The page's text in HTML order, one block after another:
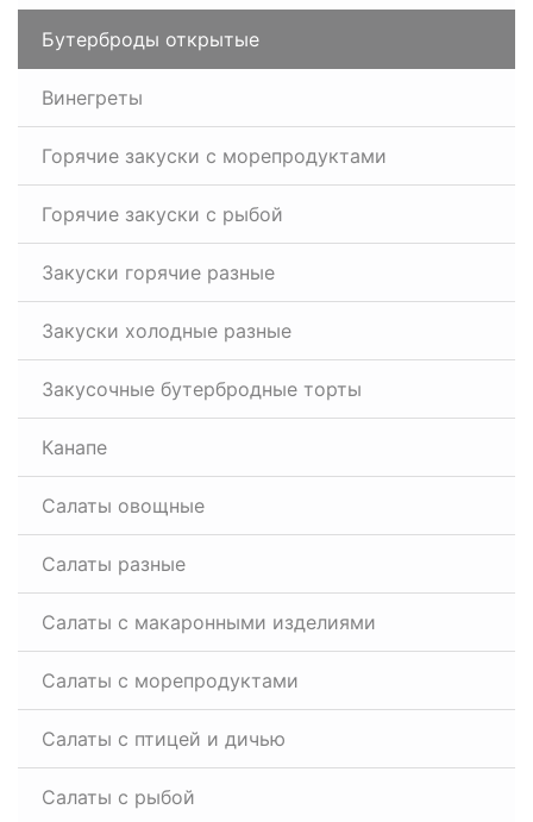
Бутерброды открытые
Винегреты
Горячие закуски с морепродуктами
Горячие закуски с рыбой
Закуски горячие разные
Закуски холодные разные
Закусочные бутербродные торты
Канапе
Салаты овощные
Салаты разные
Салаты с макаронными изделиями
Салаты с морепродуктами
Салаты с птицей и дичью
Салаты с рыбой